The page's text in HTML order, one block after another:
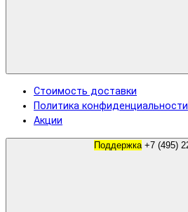
Стоимость доставки
Политика конфиденциальности
Акции
Поддержка